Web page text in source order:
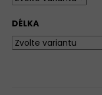
DÉLKA